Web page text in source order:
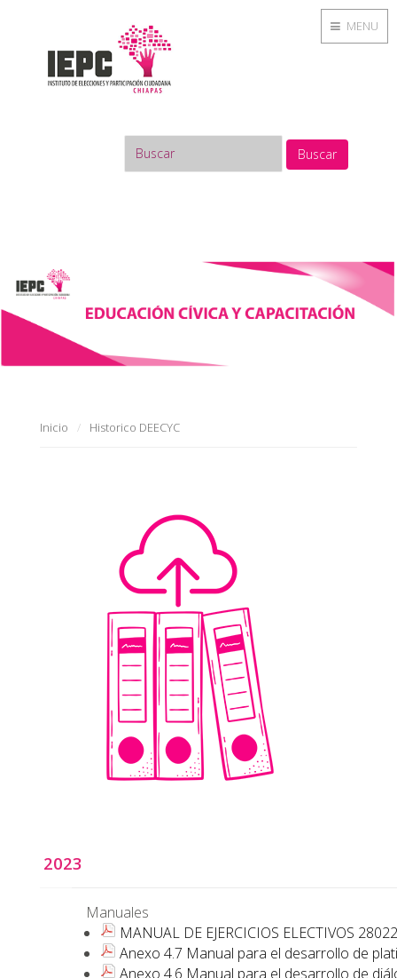
Buscar
Inicio Historico DEECYC
2023
Manuales
MANUAL DE EJERCICIOS ELECTIVOS
Anexo 4.7 Manual para el desarrollo de
Anexo 4.6 Manual para el desarrollo de
MENU